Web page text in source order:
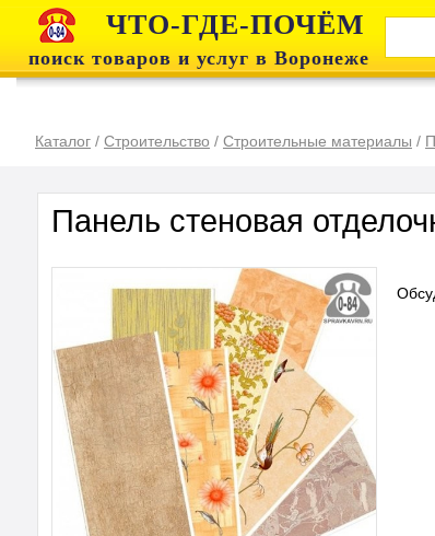
ЧТО-ГДЕ-ПОЧЁМ
поиск товаров и услуг в Воронеже
Каталог / Строительство / Строительные материалы /
Панель стеновая